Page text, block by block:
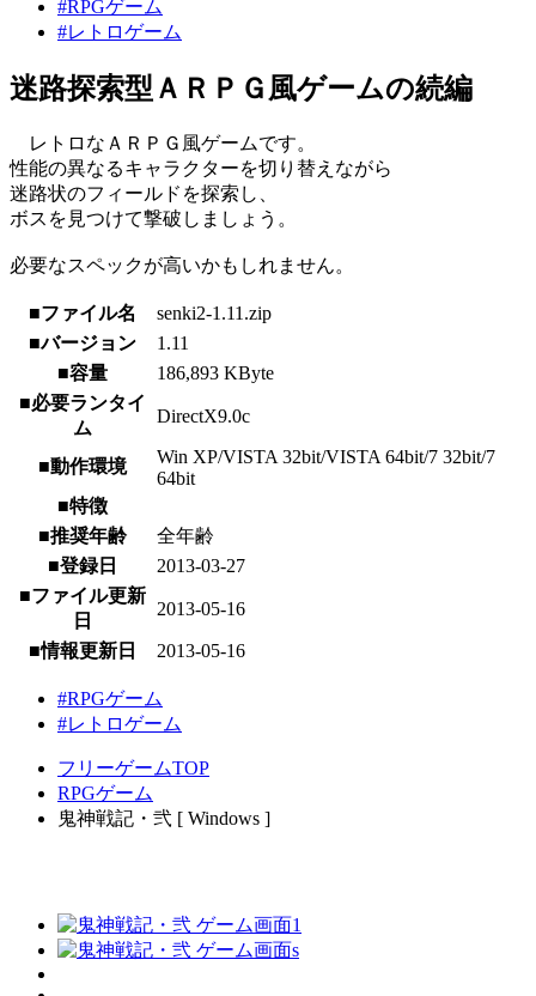
#RPGゲーム
#レトロゲーム
迷路探索型ＡＲＰＧ風ゲームの続編
レトロなＡＲＰＧ風ゲームです。
性能の異なるキャラクターを切り替えながら
迷路状のフィールドを探索し、
ボスを見つけて撃破しましょう。
必要なスペックが高いかもしれません。
■ファイル名
senki2-1.11.zip
■バージョン
1.11
■容量
186,893 KByte
■必要ランタイ
ム
DirectX9.0c
■動作環境
Win XP/VISTA 32bit/VISTA 64bit/7 32bit/7
64bit
■特徴
■推奨年齢
全年齢
■登録日
2013-03-27
■ファイル更新
日
2013-05-16
■情報更新日 2013-05-16
#RPGゲーム
#レトロゲーム
フリーゲームTOP
RPGゲーム
鬼神戦記・弐 [ Windows ]